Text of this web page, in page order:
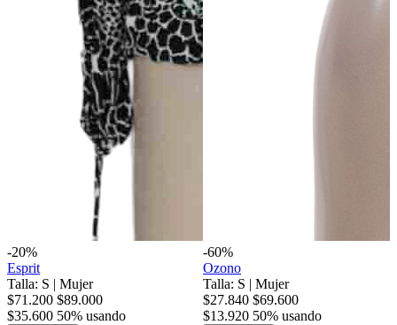
-20%
Esprit
Talla: S | Mujer
$71.200 $89.000
$35.600 50% usando
-60%
Ozono
Talla: S | Mujer
$27.840 $69.600
$13.920 50% usando